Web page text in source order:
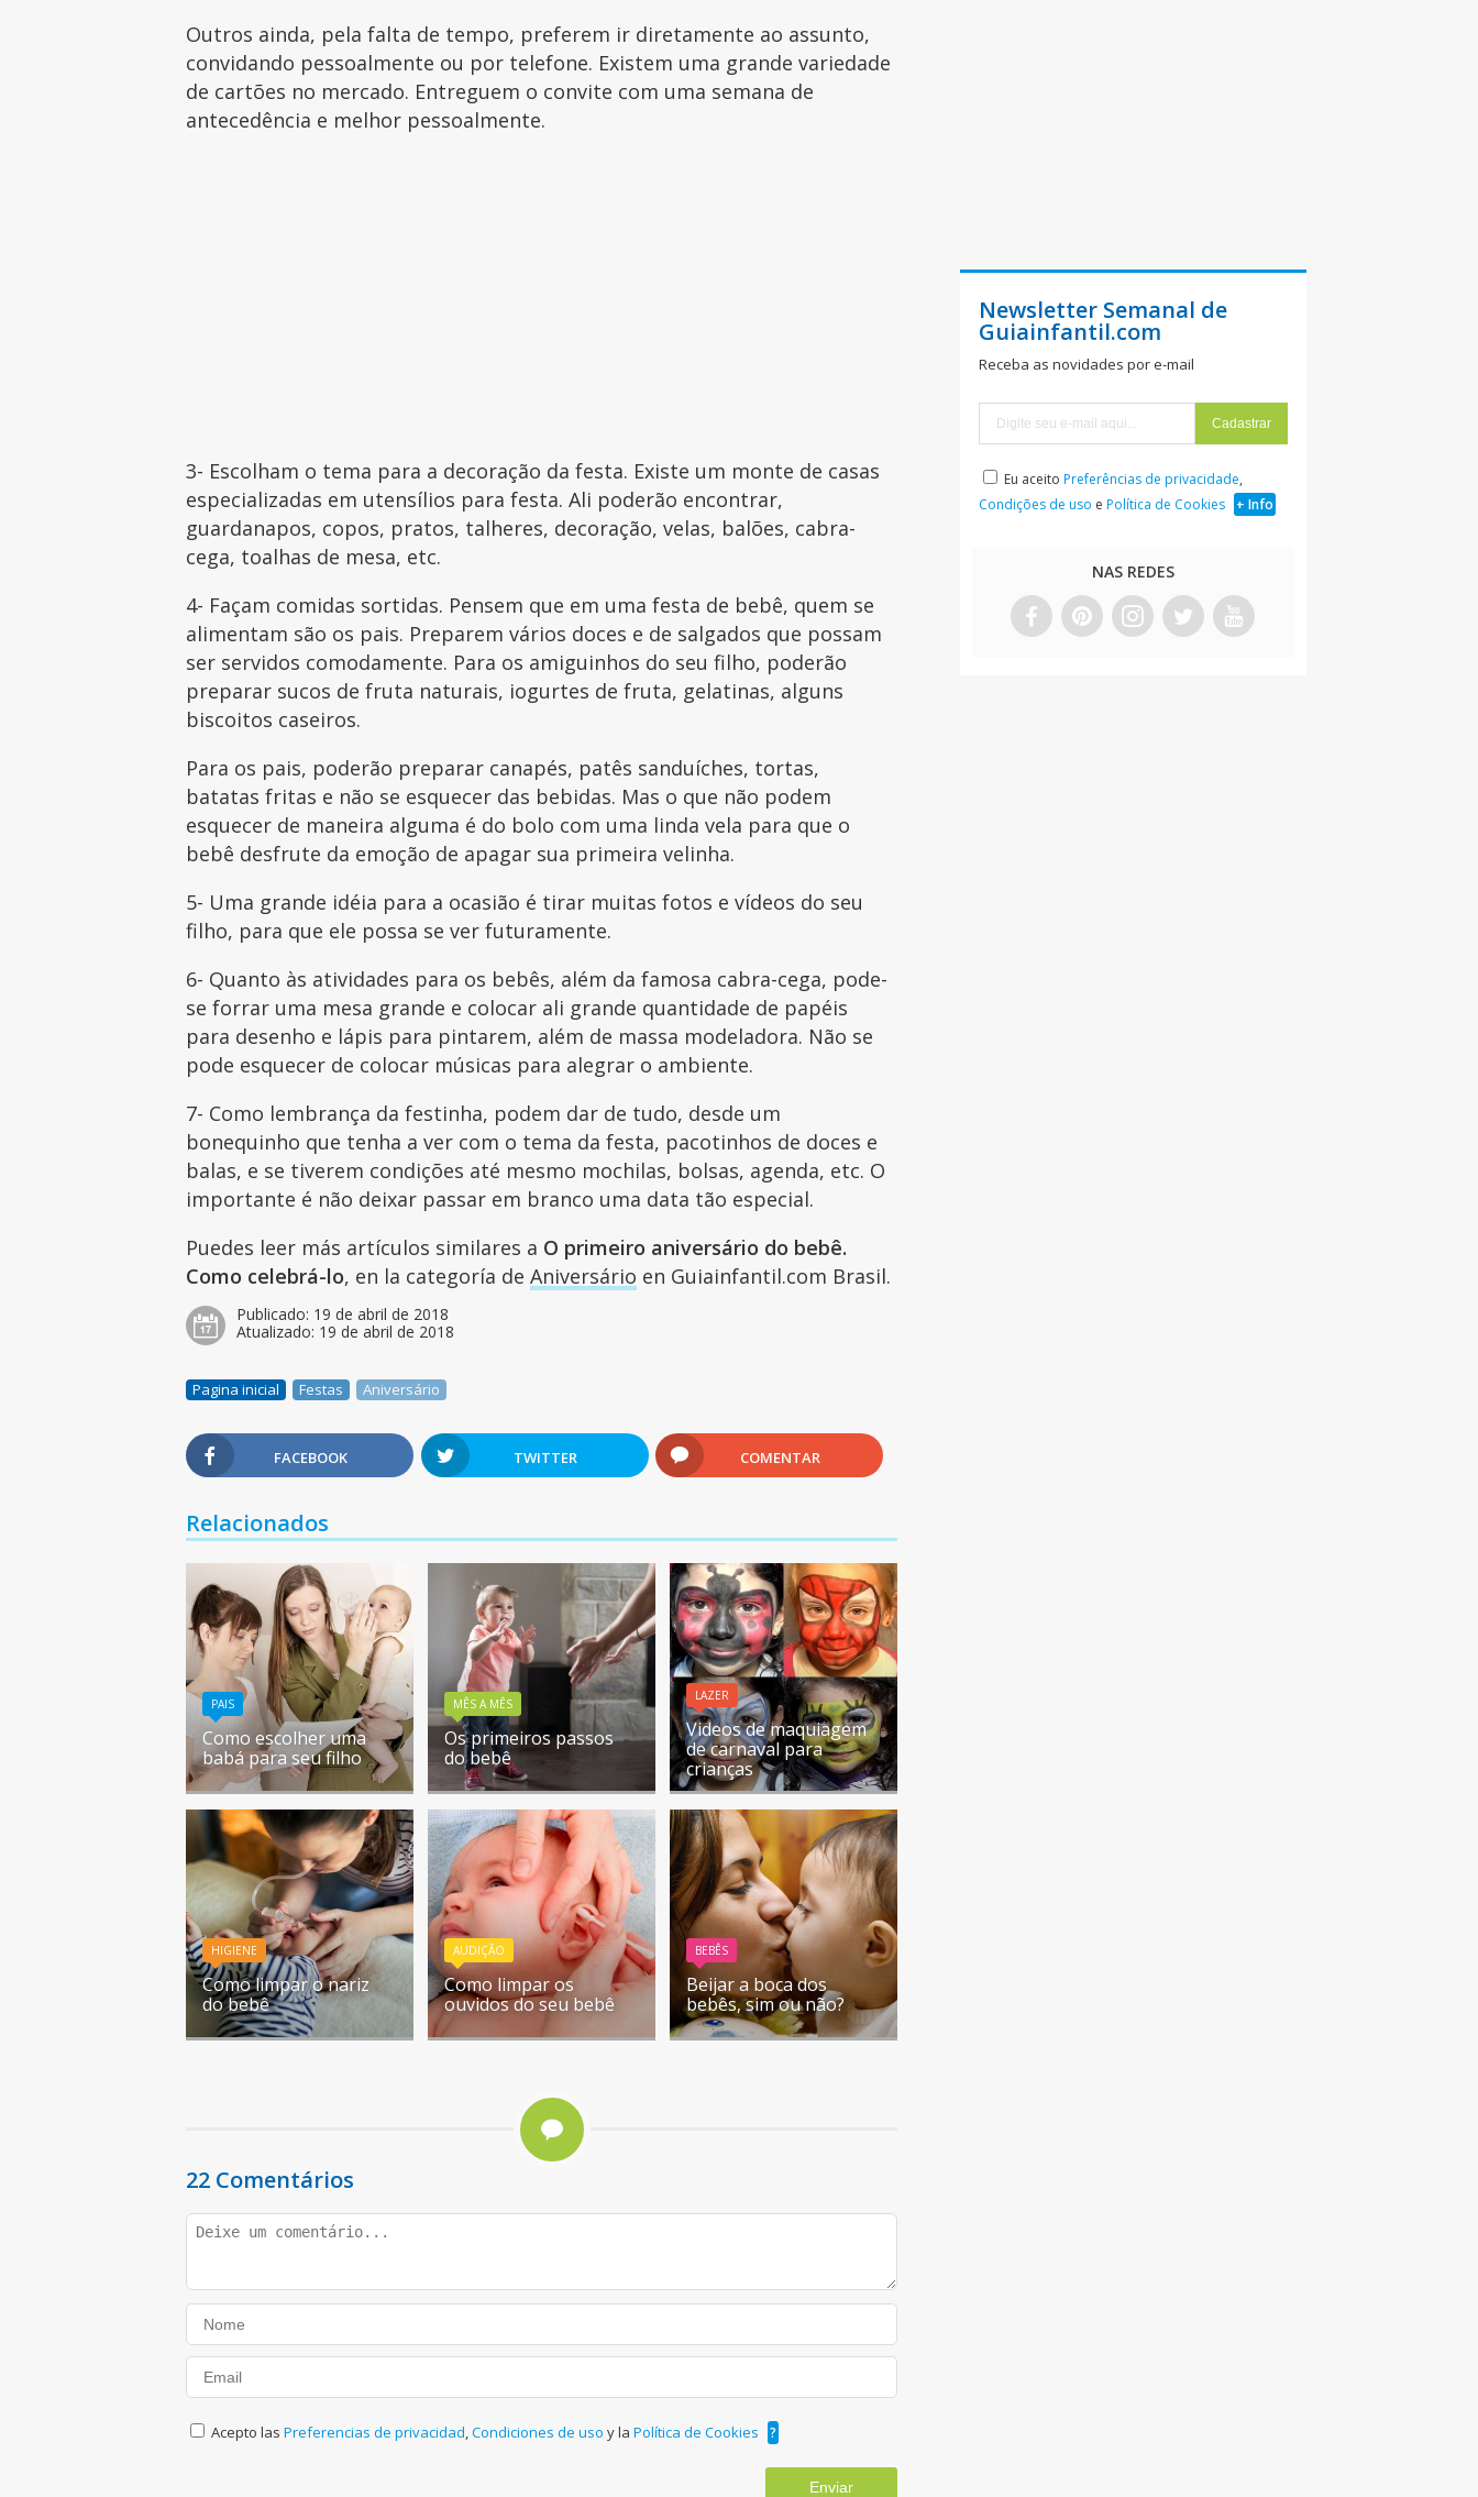
Outros ainda, pela falta de tempo, preferem ir diretamente ao assunto,
convidando pessoalmente ou por telefone. Existem uma grande variedade
de cartões no mercado. Entreguem o convite com uma semana de
antecedência e melhor pessoalmente.
3- Escolham o tema para a decoração da festa. Existe um monte de casas
especializadas em utensílios para festa. Ali poderão encontrar,
guardanapos, copos, pratos, talheres, decoração, velas, balões, cabra-
cega, toalhas de mesa, etc.
4- Façam comidas sortidas. Pensem que em uma festa de bebê, quem se
alimentam são os pais. Preparem vários doces e de salgados que possam
ser servidos comodamente. Para os amiguinhos do seu filho, poderão
preparar sucos de fruta naturais, iogurtes de fruta, gelatinas, alguns
biscoitos caseiros.
Para os pais, poderão preparar canapés, patês sanduíches, tortas,
batatas fritas e não se esquecer das bebidas. Mas o que não podem
esquecer de maneira alguma é do bolo com uma linda vela para que o
bebê desfrute da emoção de apagar sua primeira velinha.
5- Uma grande idéia para a ocasião é tirar muitas fotos e vídeos do seu
filho, para que ele possa se ver futuramente.
6- Quanto às atividades para os bebês, além da famosa cabra-cega, pode-
se forrar uma mesa grande e colocar ali grande quantidade de papéis
para desenho e lápis para pintarem, além de massa modeladora. Não se
pode esquecer de colocar músicas para alegrar o ambiente.
7- Como lembrança da festinha, podem dar de tudo, desde um
bonequinho que tenha a ver com o tema da festa, pacotinhos de doces e
balas, e se tiverem condições até mesmo mochilas, bolsas, agenda, etc. O
importante é não deixar passar em branco uma data tão especial.
Puedes leer más artículos similares a O primeiro aniversário do bebê.
Como celebrá-lo, en la categoría deAniversário en Guiainfantil.com Brasil.
Publicado: 19 de abril de 2018
Atualizado: 19 de abril de 2018
Pagina inicial Festas Aniversário
FACEBOOK TWITTER COMENTAR
Relacionados
PAIS
Como escolher uma
babá para seu filho
MÊS A MÊS
Os primeiros passos
do bebê
LAZER
Videos de maquiagem
de carnaval para
crianças
HIGIENE
Como limpar o nariz
do bebê
AUDIÇÃO
Como limpar os
ouvidos do seu bebê
BEBÊS
Beijar a boca dos
bebês, sim ou não?
22 Comentários
Acepto lasPreferencias de privacidad ,Condiciones de usoy laPolítica de Cookies ?
Enviar
Newsletter Semanal de
Guiainfantil.com
Receba as novidades por e-mail
Eu aceito Preferências de privacidade,
Condições de uso e Política de Cookies + Info
NAS REDES